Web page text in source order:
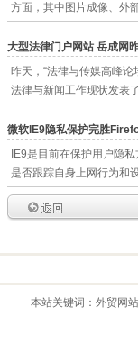
方面，其中图片成像、外
大型法律门户网站 岳成网
昨天，“法律与传媒高峰
法律与新闻工作现状发表
微软IE9隐私保护完胜
IE9是目前在保护用户隐
是否跟踪自身上网行为和
本站关键词： 外贸网